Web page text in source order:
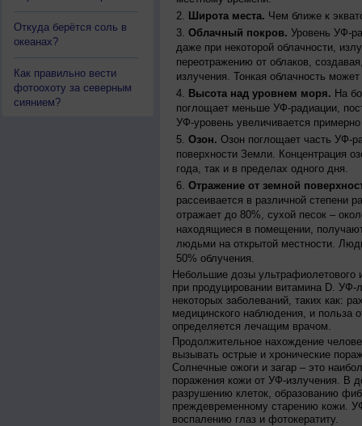
Откуда берётся соль в
океанах?
Как правильно вести
фотоохоту за северным
сиянием?
Широта места. Чем ближе к
Облачный покров. Уровень УФ-
даже при некоторой облачности,
переотражению от облаков,
излучения. Тонкая облачность
Высота над уровнем моря. На
поглощает меньше УФ-радиации,
УФ-уровень увеличивается
Озон. Озон поглощает часть УФ-
поверхности Земли. Концентрация
года, так и в пределах одного дня.
Отражение от земной
рассеивается в различной степени
отражает до 80%, сухой песок –
находящиеся в помещении,
людьми на открытой местности.
50% облучения.
Небольшие дозы ультрафиолетового
при продуцировании витамина D.
некоторых заболеваний, таких как:
медицинского наблюдения, и польза
определяется лечащим врачом.
Продолжительное нахождение
вызывать острые и хронические
Солнечные ожоги и загар – это
поражения кожи от УФ-излучения. В
разрушению клеток, образованию
преждевременному старению кожи.
воспалению глаз и фотокератиту.